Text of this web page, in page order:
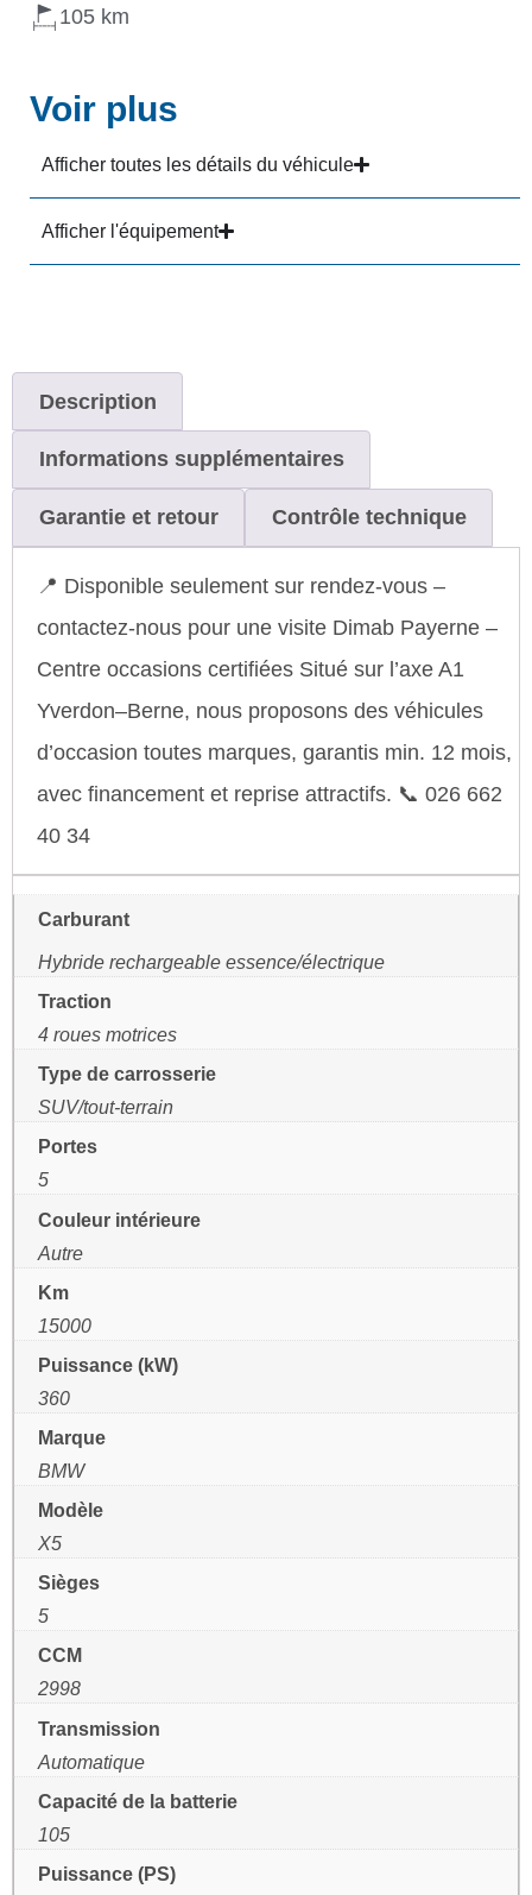
105
Voir plus
Afficher toutes les détails du véhicule
Afficher l'équipement
Description
Informations supplémentaires
Garantie et retour Contrôle technique
📍 Disponible seulement sur rendez-vous –
contactez-nous pour une visite Dimab Payerne –
Centre occasions certifiées Situé sur l’axe A1
Yverdon–Berne, nous proposons des véhicules
d’occasion toutes marques, garantis min. 12 mois,
avec financement et reprise attractifs. 📞 026 662
40 34
Carburant
Hybride rechargeable essence/électrique
Traction
4 roues motrices
Type de carrosserie
SUV/tout-terrain
Portes
5
Couleur intérieure
Autre
Km
15000
Puissance (kW)
360
Marque
BMW
Modèle
X5
Sièges
5
CCM
2998
Transmission
Automatique
Capacité de la batterie
105
Puissance (PS)